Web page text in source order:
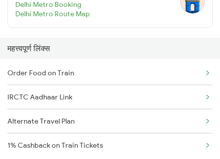
Delhi Metro Booking
Delhi Metro Route Map
महत्त्वपूर्ण लिंक्स
Order Food on Train
IRCTC Aadhaar Link
Alternate Travel Plan
1% Cashback on Train Tickets